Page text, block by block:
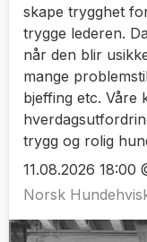
skape trygghet
trygge lederen.
når den blir
mange
bjeffing etc. Våre
trygg og rolig
11.08.2026 18:00
Norsk